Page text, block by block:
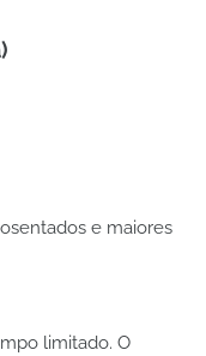
e maiores
limitado. O